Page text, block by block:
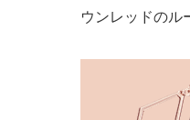
ウンレッドのル